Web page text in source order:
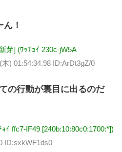
！
芽] (ﾜｯﾁｮｲ 230c-jW5A
木) 01:54:34.98 ID:ArDt3gZ/0
の行動が裏目に出るのだ
ｲ ffc7-IF49 [240b:10:80c0:1700:*])
ID:sxkWF1ds0